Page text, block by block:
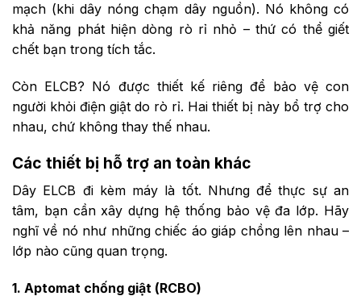
mạch (khi dây nóng chạm dây nguồn). Nó không có
khả năng phát hiện dòng rò rỉ nhỏ – thứ có thể giết
chết bạn trong tích tắc.
Còn ELCB? Nó được thiết kế riêng để bảo vệ con
người khỏi điện giật do rò rỉ. Hai thiết bị này bổ trợ cho
nhau, chứ không thay thế nhau.
Các thiết bị hỗ trợ an toàn khác
Dây ELCB đi kèm máy là tốt. Nhưng để thực sự an
tâm, bạn cần xây dựng hệ thống bảo vệ đa lớp. Hãy
nghĩ về nó như những chiếc áo giáp chồng lên nhau –
lớp nào cũng quan trọng.
1. Aptomat chống giật (RCBO)